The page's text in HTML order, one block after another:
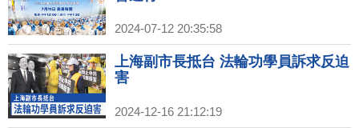
2024-07-12 20:35:58
上海副市長抵台 法輪功學員訴求反迫
害
2024-12-16 21:12:19